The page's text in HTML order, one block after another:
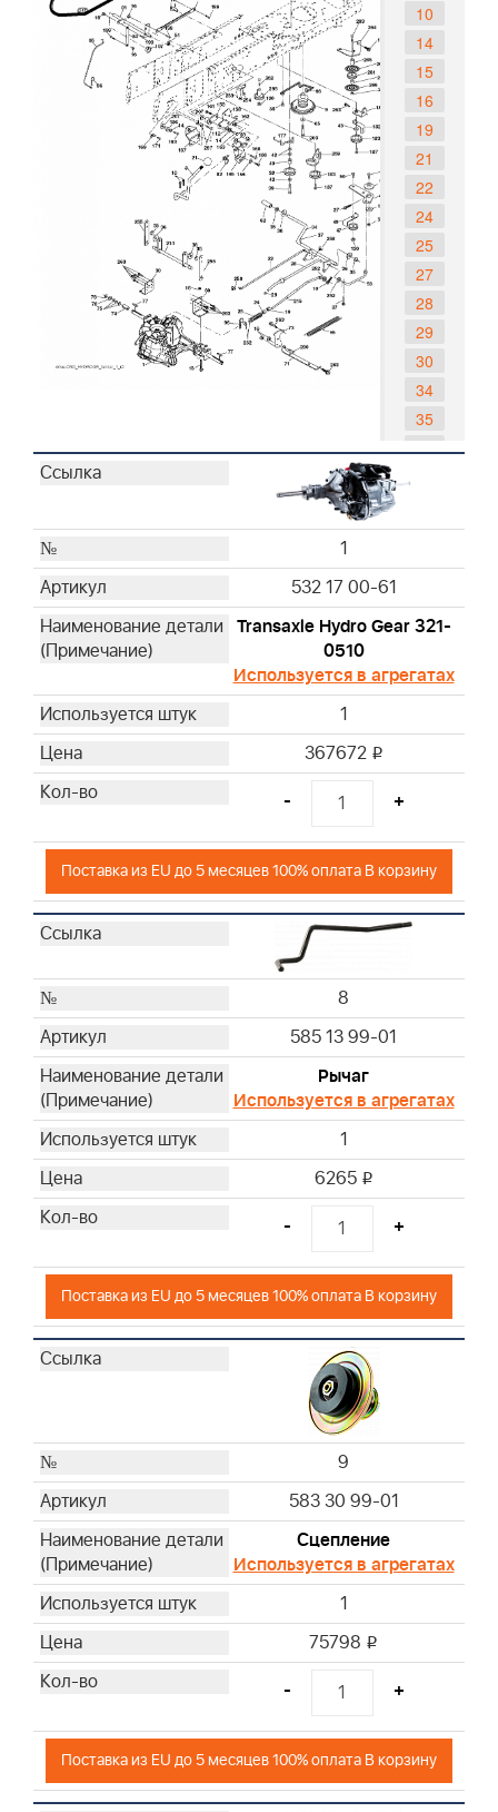
10
14
15
16
19
21
22
24
25
27
28
29
30
34
35
36
39
40
43
48
50
55
56
57
71
73
75
78
84
95
151
156
159
163
168
169
1
532 17 00-61
Transaxle Hydro Gear 321-
0510
Используется в агрегатах
1
367672 i
- +
Поставка из EU до 5 месяцев 100% оплата В корзину
8
585 13 99-01
Рычаг
Используется в агрегатах
1
6265 i
- +
Поставка из EU до 5 месяцев 100% оплата В корзину
9
583 30 99-01
Сцепление
Используется в агрегатах
1
75798 i
- +
Поставка из EU до 5 месяцев 100% оплата В корзину